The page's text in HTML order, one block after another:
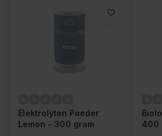
Elektrolyten Poeder
Lemon - 300 gram
400